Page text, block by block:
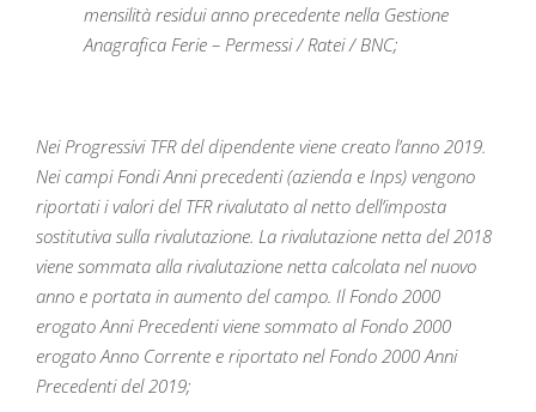
mensilità residui anno precedente nella Gestione
Anagrafica Ferie – Permessi / Ratei / BNC;
Nei Progressivi TFR del dipendente viene creato l’anno 2019.
Nei campi Fondi Anni precedenti (azienda e Inps) vengono
riportati i valori del TFR rivalutato al netto dell’imposta
sostitutiva sulla rivalutazione. La rivalutazione netta del 2018
viene sommata alla rivalutazione netta calcolata nel nuovo
anno e portata in aumento del campo. Il Fondo 2000
erogato Anni Precedenti viene sommato al Fondo 2000
erogato Anno Corrente e riportato nel Fondo 2000 Anni
Precedenti del 2019;